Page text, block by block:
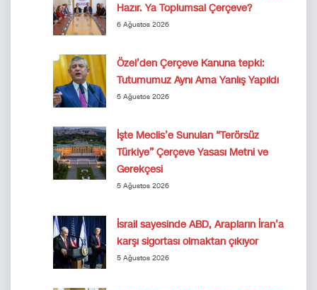
Hazır. Ya Toplumsal Çerçeve?
6 Ağustos 2026
Özel’den Çerçeve Kanuna tepki:
Tutumumuz Aynı Ama Yanlış Yapıldı
5 Ağustos 2026
İşte Meclis’e Sunulan “Terörsüz
Türkiye” Çerçeve Yasası Metni ve
Gerekçesi
5 Ağustos 2026
İsrail sayesinde ABD, Arapların İran’a
karşı sigortası olmaktan çıkıyor
5 Ağustos 2026